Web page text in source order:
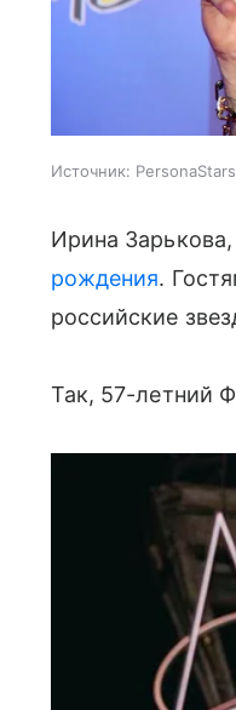
Источник: PersonaStars
Ирина
рождения.
российские
Так, 57-летний